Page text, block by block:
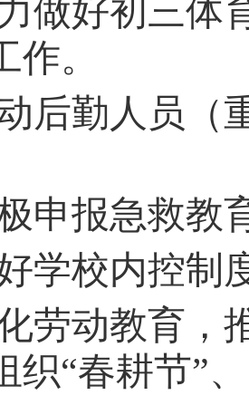
做好初三体
。
后勤人员（
申报急救教
学校内控制
劳动教育，
织“春耕节”、